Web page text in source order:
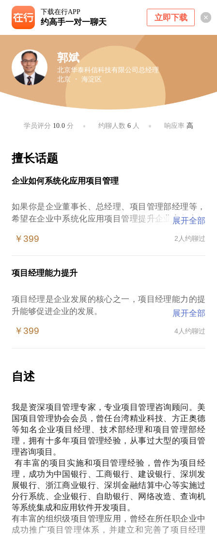
下载在行APP
约高手一对一聊天 立即下载
郭斌
北京华泰科信科技有限公司总经理
北京 ・ 海淀区
学员评分 10.0 分 约聊人数 6人 响应率 高
擅长话题
企业如何系统化应用项目管理
如果你是企业董事长、总经理、项目管理部经理等，
希望在企业中系统化应用项目管理提升企业竞争力，
不足等问题。
施了多家企业的项目管理咨询。
我愿意与你交流的内容包括：
如何进行项目经理的能力培养
如何进行项目评价和绩效考核
如何建立项目管理环境，全面应用项目管理
展开全部
￥399 2人约聊过
项目经理能力提升
项目经理是企业发展的核心之一，项目经理能力的提
升能够促进企业的发展。
如何培养项目经理？项目经理参加了很多培训，甚至
我在我给百余家企业从事过项目管理的咨询和培训，
有着丰富的实践经验。
帮助您构建企业的项目经理培训体系
协助发现企业项目经理的薄弱点，针对性的提升项目
经理技能
提供培训之外的能力提升的解决方案
建立项目经理的认证体系
建立项目经理的工作指引
PS.在选择与我见面前，请把你的问题更具体化。毕
竟一小时的谈话只能解决一个小问题。请把你的问题
提前发给我，方便我做更精确的准备，提升见面效
展开全部
￥399 4人约聊过
自述
我是资深项目管理专家，专业项目管理咨询顾问。美
国项目管理协会会员，曾任台湾精业科技、方正奥德
等知名企业项目经理、技术部经理和项目管理部经
理，拥有十多年项目管理经验，从事过大型的项目管
理咨询项目。
有丰富的项目实施和项目管理经验，曾作为项目经
理，成功为中国银行、工商银行、建设银行、深圳发
展银行、浙江商业银行、深圳金融结算中心等实施过
分行系统、企业银行、自助银行、网络改造、查询机
等系统集成和应用软件开发项目。
有丰富的组织级项目管理应用，曾经在所任职企业中
成功推广项目管理体系，并建立和完善了项目经理